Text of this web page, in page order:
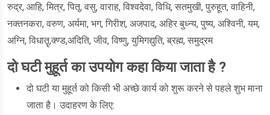
रुद्र, आहि, मित्र, पितृ, वसु, वाराह, विश्वदेवा, विधि, सतमुखी, पुरुहूत, वाहिनी,
नक्तनकरा, वरुण, अर्यमा, भग, गिरीश, अजपाद, अहिर बुध्न्य, पुष्य, अश्विनी, यम,
अग्नि, विधातॄ,क्ण्ड,अदिति, जीव, विष्णु, युमिगद्युति, ब्रह्म, समुद्रम
दो घटी मुहूर्त का उपयोग कहा किया जाता है ?
दो घटी या मुहूर्त को किसी भी अच्छे कार्य को शुरू करने से पहले शुभ माना
जाता है। उदाहरण के लिए: